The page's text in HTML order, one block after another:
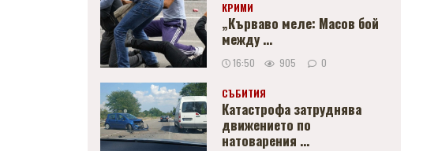
КРИМИ
„Кърваво меле: Масов бой
между ...
16:50 905 0
СЪБИТИЯ
Катастрофа затруднява
движението по
натоварения ...